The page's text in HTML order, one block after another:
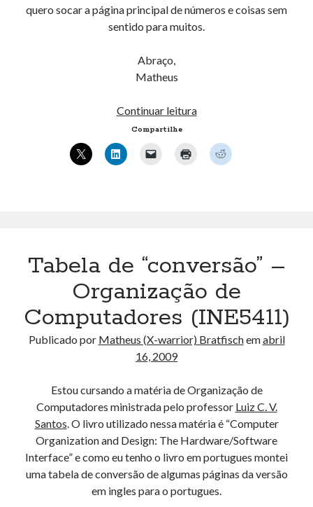
quero socar a página principal de números e coisas sem
sentido para muitos.
Abraço,
Matheus
Continuar leituraTabela
“conversão”
(INE5411)
Compartilhe
Tabela de “conversão” –
Organização de
Computadores (INE5411)
Publicado por Matheus (X-warrior) Bratfischemabril
16, 2009
Estou cursando a matéria de Organização de
Computadores ministrada pelo professor Luiz C. V.
Santos. O livro utilizado nessa matéria é “Computer
Organization and Design: The Hardware/Software
Interface” e como eu tenho o livro em portugues montei
uma tabela de conversão de algumas páginas da versão
em ingles para o portugues.